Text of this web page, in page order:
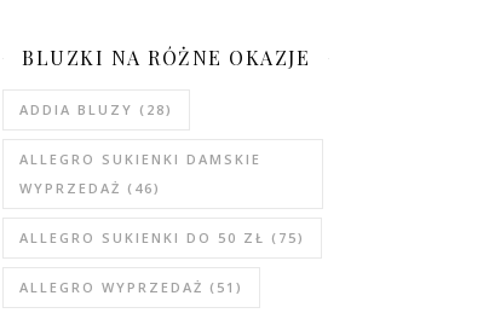
BLUZKI NA RÓŻNE OKAZJE
ADDIA BLUZY (28)
ALLEGRO SUKIENKI DAMSKIE
WYPRZEDAŻ (46)
ALLEGRO SUKIENKI DO 50 ZŁ (75)
ALLEGRO WYPRZEDAŻ (51)